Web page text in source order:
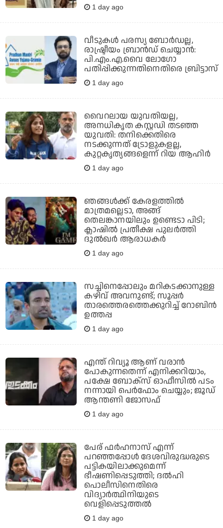
1 day ago
വീടുകൾ പരസ്യ ബോർഡല്ല,
രാഷ്ട്രീയം ബ്രാൻഡ് ചെയ്യാൻ:
പി.എം.എ.വൈ ലോ​ഗോ
പതിപ്പിക്കുന്നതിനെതിരെ ബ്രിട്ടാസ്
1 day ago
വൈറലായ യുവതിയല്ല,
അനധികൃത കസ്റ്റഡി തടഞ്ഞ
യുവതി: തനിക്കെതിരെ
നടക്കുന്നത് ട്രോളുകളല്ല,
കുറ്റകൃത്യങ്ങളെന്ന് റിയ ആഹിര്‍
1 day ago
ഞങ്ങള്‍ക്ക് കേരളത്തില്‍
മാത്രമല്ലെടാ, അങ്ങ്
തെലങ്കാനയിലും ഉണ്ടെടാ പിടി;
ക്ലാഷില്‍ പ്രതീക്ഷ പുലര്‍ത്തി
ദുല്‍ഖര്‍ ആരാധകര്‍
1 day ago
സച്ചിനെപ്പോലും മറികടക്കാനുള്ള
കഴിവ് അവനുണ്ട്; സൂപ്പര്‍
താരത്തെരത്തെക്കുറിച്ച് റോബിന്‍
ഉത്തപ്പ
1 day ago
എന്ത് റിവ്യൂ ആണ് വരാന്‍
പോകുന്നതെന്ന് എനിക്കറിയാം,
പക്ഷേ ബോക്‌സ് ഓഫീസില്‍ പടം
നന്നായി പെര്‍ഫോം ചെയ്യും; ജൂഡ്
ആന്തണി ജോസഫ്
1 day ago
പേര് ഫര്‍ഹനാസ് എന്ന്
പറഞ്ഞപ്പോള്‍ ദേശവിരുദ്ധരുടെ
പട്ടികയിലാക്കുമെന്ന്
ഭീഷണിപ്പെടുത്തി; ദല്‍ഹി
പൊലീസിനെതിരെ
വിദ്യാര്‍ത്ഥിനിയുടെ
വെളിപ്പെടുത്തല്‍
1 day ago